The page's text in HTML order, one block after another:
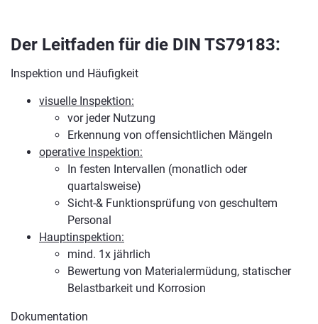
Der Leitfaden für die DIN TS79183:
Inspektion und Häufigkeit
visuelle Inspektion:
vor jeder Nutzung
Erkennung von offensichtlichen Mängeln
operative Inspektion:
In festen Intervallen (monatlich oder
quartalsweise)
Sicht-& Funktionsprüfung von geschultem
Personal
Hauptinspektion:
mind. 1x jährlich
Bewertung von Materialermüdung, statischer
Belastbarkeit und Korrosion
Dokumentation